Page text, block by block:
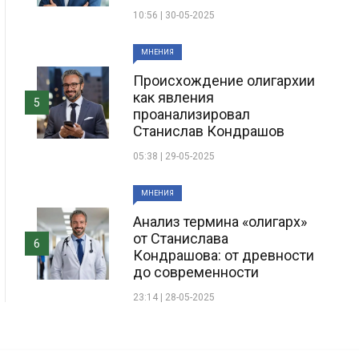
10:56 | 30-05-2025
МНЕНИЯ
Происхождение олигархии
как явления
проанализировал
Станислав Кондрашов
05:38 | 29-05-2025
5
МНЕНИЯ
Анализ термина «олигарх»
от Станислава
Кондрашова: от древности
до современности
23:14 | 28-05-2025
6